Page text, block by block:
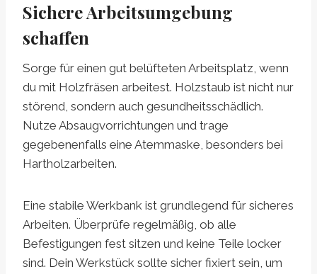
Sichere Arbeitsumgebung
schaffen
Sorge für einen gut belüfteten Arbeitsplatz, wenn
du mit Holzfräsen arbeitest. Holzstaub ist nicht nur
störend, sondern auch gesundheitsschädlich.
Nutze Absaugvorrichtungen und trage
gegebenenfalls eine Atemmaske, besonders bei
Hartholzarbeiten.
Eine stabile Werkbank ist grundlegend für sicheres
Arbeiten. Überprüfe regelmäßig, ob alle
Befestigungen fest sitzen und keine Teile locker
sind. Dein Werkstück sollte sicher fixiert sein, um